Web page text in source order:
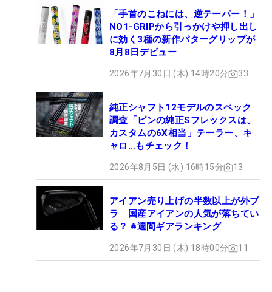
「手首のこねには、逆テーパー！」
NO1-GRIPから引っかけや押し出し
に効く3種の新作パターグリップが
8月8日デビュー
2026年7月30日 (木) 14時20分 33
純正シャフト12モデルのスペック
調査「ピンの純正Sフレックスは、
カスタムの6X相当」テーラー、キ
ャロ…もチェック！
2026年8月5日 (水) 16時15分 13
アイアン売り上げの半数以上が外ブ
ラ 国産アイアンの人気が落ちてい
る？ #週間ギアランキング
2026年7月30日 (木) 18時00分 11